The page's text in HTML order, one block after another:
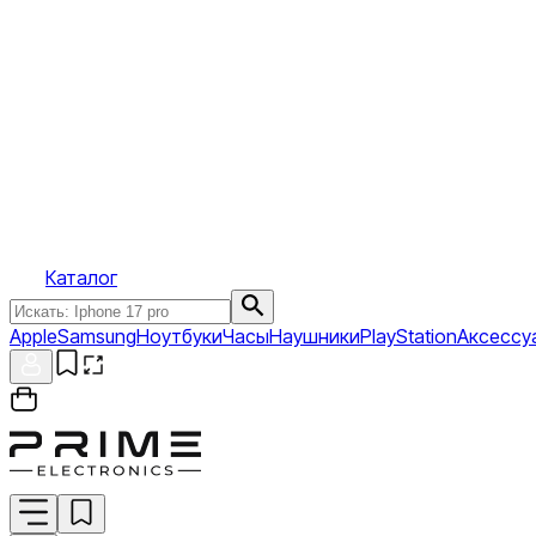
Каталог
AppleSamsungНоутбукиЧасыНаушникиPlayStation